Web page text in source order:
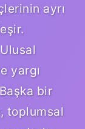
ayrı
yargı
bir
toplumsal